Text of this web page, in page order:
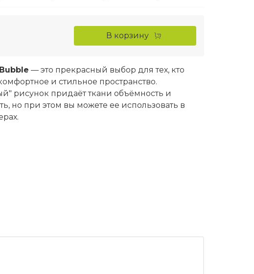
В корзину
— это прекрасный выбор для тех, кто
и стильное пространство.
рисунок придаёт ткани объёмность и
но при этом вы можете ее использовать в